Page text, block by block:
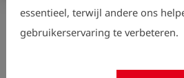
essentieel, terwijl andere ons
gebruikerservaring te verbeteren.